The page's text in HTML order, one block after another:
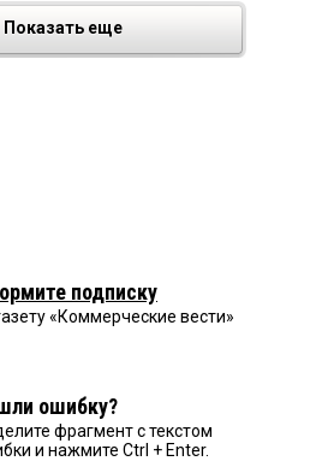
Показать еще
подписку
«Коммерческие вести»
ошибку?
фрагмент с текстом
и нажмите Ctrl + Enter.